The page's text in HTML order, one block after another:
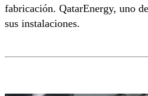
fabricación. QatarEnergy, uno
sus instalaciones.